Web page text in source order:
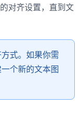
对齐设置，直到文
式。如果你需
个新的文本图